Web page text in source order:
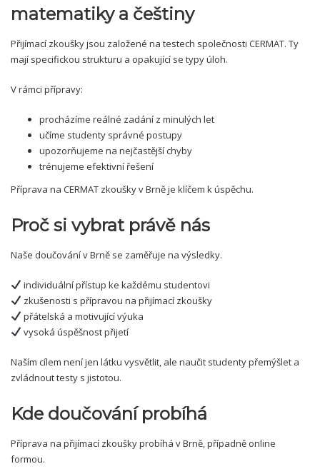
matematiky a češtiny
Přijímací zkoušky jsou založené na testech společnosti CERMAT. Ty
mají specifickou strukturu a opakující se typy úloh.
V rámci přípravy:
procházíme reálné zadání z minulých let
učíme studenty správné postupy
upozorňujeme na nejčastější chyby
trénujeme efektivní řešení
Příprava na CERMAT zkoušky v Brně je klíčem k úspěchu.
Proč si vybrat právě nás
Naše doučování v Brně se zaměřuje na výsledky.
individuální přístup ke každému studentovi
zkušenosti s přípravou na přijímací zkoušky
přátelská a motivující výuka
vysoká úspěšnost přijetí
Naším cílem není jen látku vysvětlit, ale naučit studenty přemýšlet a
zvládnout testy s jistotou.
Kde doučování probíhá
Příprava na přijímací zkoušky probíhá v Brně, případně online
formou.